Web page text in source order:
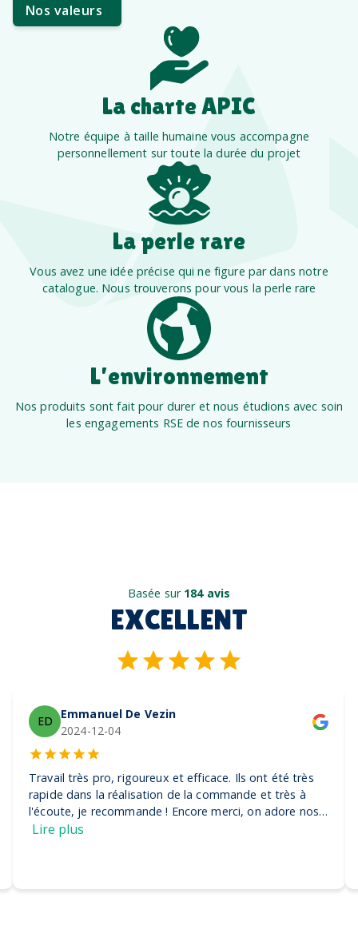
Nos valeurs
La charte APIC
Notre équipe à taille humaine vous accompagne
personnellement sur toute la durée du projet
La perle rare
Vous avez une idée précise qui ne figure par dans notre
catalogue. Nous trouverons pour vous la perle rare
L’environnement
Nos produits sont fait pour durer et nous étudions avec soin
les engagements RSE de nos fournisseurs
Basée sur 184 avis
EXCELLENT
ED
Emmanuel De Vezin
2024-12-04
Travail très pro, rigoureux et efficace. Ils ont été très
rapide dans la réalisation de la commande et très à
l'écoute, je recommande ! Encore merci, on adore nos
casquettes
Lire plus